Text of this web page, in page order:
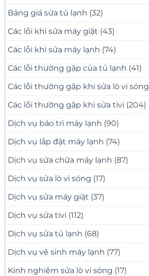
Bảng giá sửa tủ lạnh (32)
Các lỗi khi sửa máy giặt (43)
Các lỗi khi sửa máy lạnh (74)
Các lỗi thường gặp của tủ lạnh (41)
Các lỗi thường gặp khi sửa lò vi sóng
Các lỗi thường gặp khi sửa tivi (204)
Dịch vụ bảo trì máy lạnh (90)
Dịch vụ lắp đặt máy lạnh (74)
Dịch vụ sửa chữa máy lạnh (87)
Dịch vụ sửa lò vi sóng (17)
Dịch vụ sửa máy giặt (37)
Dịch vụ sửa tivi (112)
Dịch vụ sửa tủ lạnh (68)
Dịch vụ vệ sinh máy lạnh (77)
Kinh nghiệm sửa lò vi sóng (17)